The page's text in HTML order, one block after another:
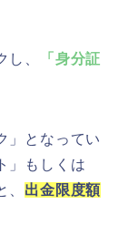
、
「身分証
」となってい
」もしくは
、 出金限度額